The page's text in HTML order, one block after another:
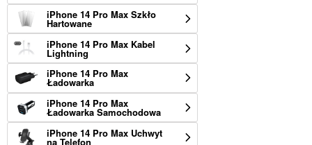
iPhone 14 Pro Max Szkło
Hartowane
iPhone 14 Pro Max Kabel
Lightning
iPhone 14 Pro Max
Ładowarka
iPhone 14 Pro Max
Ładowarka Samochodowa
iPhone 14 Pro Max Uchwyt
na Telefon